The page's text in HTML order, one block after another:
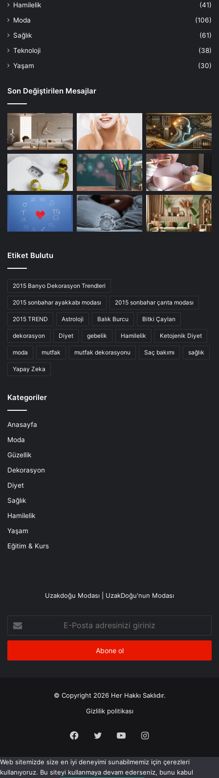
Hamilelik
(41)
Moda
(106)
Sağlık
(61)
Teknoloji
(38)
Yaşam
(30)
Son Değiştirilen Mesajlar
Etiket Bulutu
2015 Banyo Dekorasyon Trendleri
2015 sonbahar ayakkabı modası 2015 sonbahar çanta modası
2015 TREND Astroloji Balık Burcu Bitki Çayları
dekorasyon Diyet gebelik Hamilelik Ketojenik Diyet
moda mutfak mutfak dekorasyonu Saç bakımı sağlık
Yapay Zeka
Kategoriler
Anasayfa
Moda
Güzellik
Dekorasyon
Diyet
Sağlık
Hamilelik
Yaşam
Eğitim & Kurs
Uzakdoğu Modası | UzakDoğu'nun Modası
Posta
adresinizi
© Copyright 2026 Her Hakkı Saklıdır.
Gizlilik politikası
Facebook
X YouTubeInstagram
Web sitemizde size en iyi deneyimi sunabilmemiz için çerezleri
kullanıyoruz. Bu siteyi kullanmaya devam ederseniz, bunu kabul